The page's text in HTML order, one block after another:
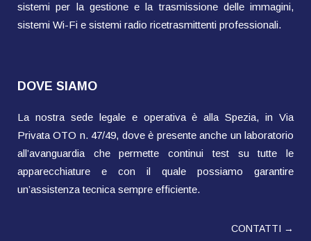
sistemi per la gestione e la trasmissione delle immagini,
sistemi Wi-Fi e sistemi radio ricetrasmittenti professionali.
DOVE SIAMO
La nostra sede legale e operativa è alla Spezia, in Via
Privata OTO n. 47/49, dove è presente anche un laboratorio
all’avanguardia che permette continui test su tutte le
apparecchiature e con il quale possiamo garantire
un’assistenza tecnica sempre efficiente.
CONTATTI →